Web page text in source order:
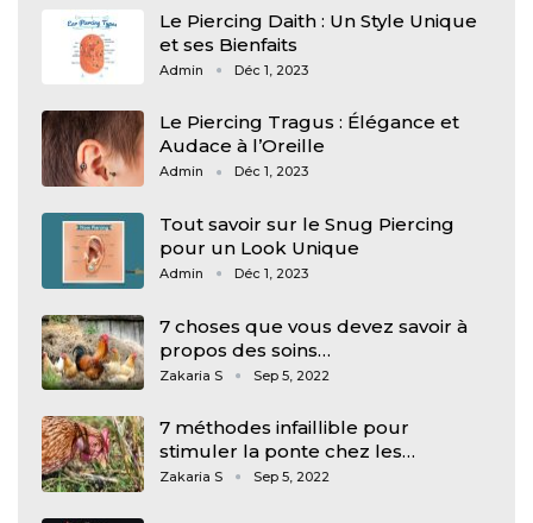
Le Piercing Daith : Un Style Unique
et ses Bienfaits
Admin Déc 1, 2023
Le Piercing Tragus : Élégance et
Audace à l’Oreille
Admin Déc 1, 2023
Tout savoir sur le Snug Piercing
pour un Look Unique
Admin Déc 1, 2023
7 choses que vous devez savoir à
propos des soins…
Zakaria S Sep 5, 2022
7 méthodes infaillible pour
stimuler la ponte chez les…
Zakaria S Sep 5, 2022